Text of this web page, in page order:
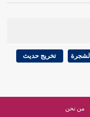
لم يجز التيمم
وغيره وهو ظاهر
بالعضو
تخريج حديث
من نحن